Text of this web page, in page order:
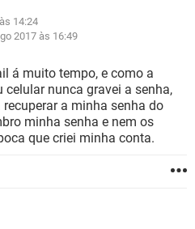
EXCEL
FACEBOOK
GMAIL
FACEBOOK
EXCEL
14:24
2017 às 16:49
á muito tempo, e como a
nunca gravei a senha,
a minha senha do
minha senha e nem os
que criei minha conta.